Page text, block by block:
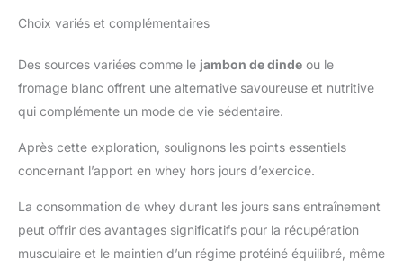
Choix variés et complémentaires
Des sources variées comme le jambon de dinde ou le
fromage blanc offrent une alternative savoureuse et nutritive
qui complémente un mode de vie sédentaire.
Après cette exploration, soulignons les points essentiels
concernant l’apport en whey hors jours d’exercice.
La consommation de whey durant les jours sans entraînement
peut offrir des avantages significatifs pour la récupération
musculaire et le maintien d’un régime protéiné équilibré, même